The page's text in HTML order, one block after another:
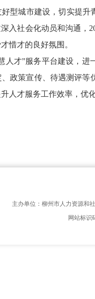
好型城市建设，切实提
入社会化动员和沟通，
惜才的良好氛围。
人才”服务平台建设，
政策宣传、待遇测评
人才服务工作效率，优
主办单位：柳州市人力资源和
网站标识